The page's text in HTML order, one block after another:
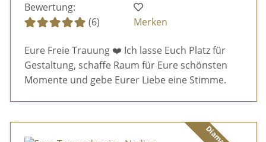
Bewertung:
(6)
Merken
Eure Freie Trauung ❤️ Ich lasse Euch Platz für
Gestaltung, schaffe Raum für Eure schönsten
Momente und gebe Eurer Liebe eine Stimme.